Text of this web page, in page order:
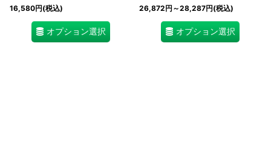
16,580円(税込)
オプション選択
26,872円 ～28,287円(税込)
オプション選択